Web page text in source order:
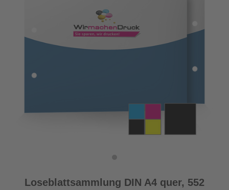
Loseblattsammlung DIN A4 quer, 552